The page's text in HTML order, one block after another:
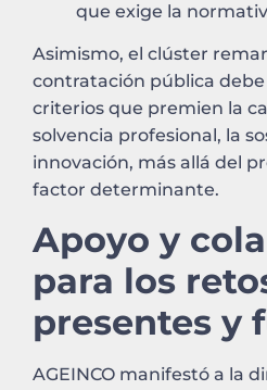
que exige la
Asimismo, el clúster
contratación pública
criterios que premien la
solvencia profesional, la
innovación, más allá del
factor determinante.
Apoyo y
para los
presentes y
AGEINCO manifestó a la